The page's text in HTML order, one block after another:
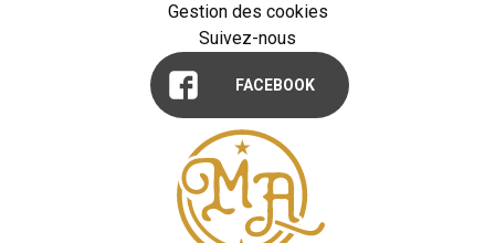
Gestion des cookies
Suivez-nous
FACEBOOK